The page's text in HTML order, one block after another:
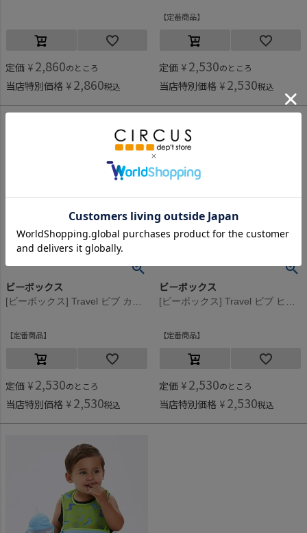
定価 ¥ 2,860のところ
当店特別価格 ¥ 2,860税込
定番商品
定価 ¥ 2,530のところ
当店特別価格 ¥ 2,530税込
ビーボックス
[ビーボックス] Travel ビブ カクタスケッパー
定番商品
定価 ¥ 2,530のところ
当店特別価格 ¥ 2,530税込
ビーボックス
[ビーボックス] Travel ビブ ヒップホップ
定番商品
定価 ¥ 2,530のところ
当店特別価格 ¥ 2,530税込